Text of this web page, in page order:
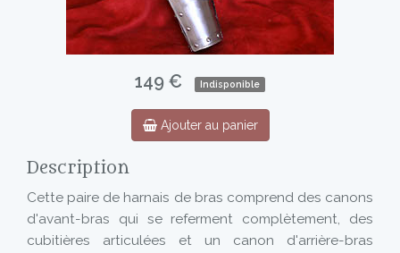
149 € Indisponible
Ajouter au panier
Description
Cette paire de harnais de bras comprend des canons
d'avant-bras qui se referment complètement, des
cubitières articulées et un canon d'arrière-bras